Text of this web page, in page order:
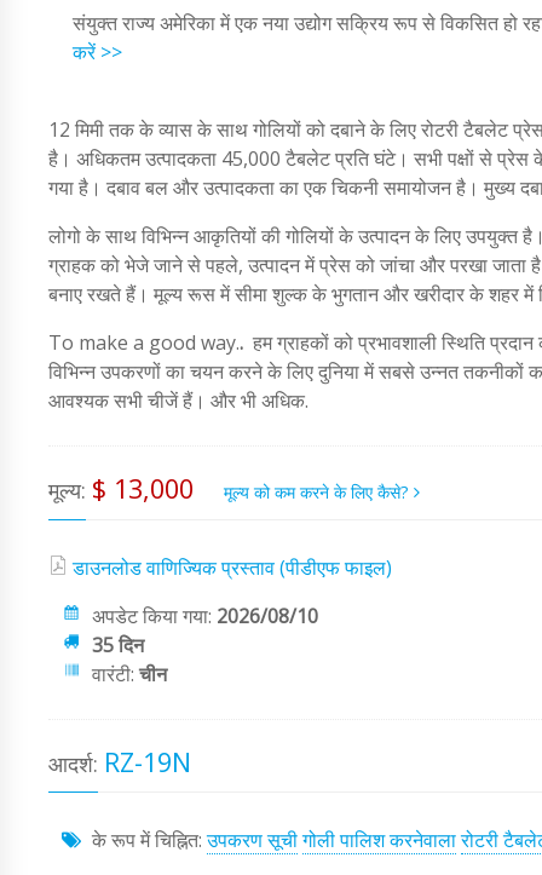
संयुक्त राज्य अमेरिका में एक नया उद्योग सक्रिय रूप से विकसित हो
करें >>
12 मिमी तक के व्यास के साथ गोलियों को दबाने के लिए रोटरी
है। अधिकतम उत्पादकता 45,000 टैबलेट प्रति घंटे। सभी पक्षों से प्रेस
गया है। दबाव बल और उत्पादकता का एक चिकनी समायोजन है। मुख्य
लोगो के साथ विभिन्न आकृतियों की गोलियों के उत्पादन के लिए उपयुक्त
ग्राहक को भेजे जाने से पहले, उत्पादन में प्रेस को जांचा और परखा जाता
बनाए रखते हैं। मूल्य रूस में सीमा शुल्क के भुगतान और खरीदार के शहर में
To make a good way.. हम ग्राहकों को प्रभावशाली स्थिति
विभिन्न उपकरणों का चयन करने के लिए दुनिया में सबसे उन्नत तकनीकों
आवश्यक सभी चीजें हैं। और भी अधिक.
मूल्य: $ 13,000 मूल्य को कम करने के लिए कैसे?
डाउनलोड वाणिज्यिक प्रस्ताव (पीडीएफ फाइल)
अपडेट किया गया: 2026/08/10
35 दिन
वारंटी:चीन
आदर्श: RZ-19N
के रूप में चिह्नित:उपकरण सूचीगोली पालिश करनेवालारोटरी